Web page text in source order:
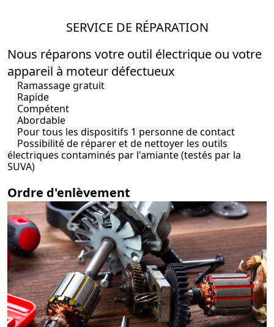
SERVICE DE RÉPARATION
Nous réparons votre outil électrique ou votre
appareil à moteur défectueux
Ramassage gratuit
Rapide
Compétent
Abordable
Pour tous les dispositifs 1 personne de contact
Possibilité de réparer et de nettoyer les outils
électriques contaminés par l'amiante (testés par la
SUVA)
Ordre d'enlèvement